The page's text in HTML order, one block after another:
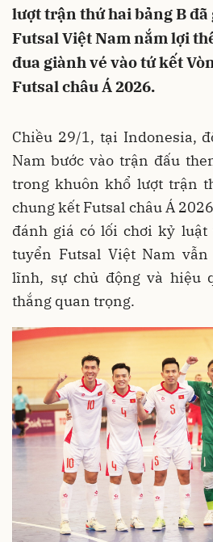
lượt trận thứ hai bảng B
Futsal Việt Nam nắm lợi
đua giành vé vào tứ kết
Futsal châu Á 2026.
Chiều 29/1, tại Indonesia,
Nam bước vào trận đấu
trong khuôn khổ lượt trận
chung kết Futsal châu Á
đánh giá có lối chơi kỷ luật
tuyển Futsal Việt Nam
lĩnh, sự chủ động và hiệu
thắng quan trọng.